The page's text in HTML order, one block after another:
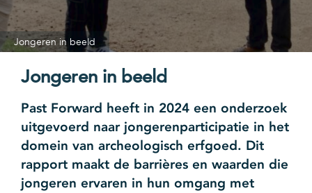
Jongeren in beeld
Jongeren in beeld
Past Forward heeft in 2024 een onderzoek
uitgevoerd naar jongerenparticipatie in het
domein van archeologisch erfgoed. Dit
rapport maakt de barrières en waarden die
jongeren ervaren in hun omgang met